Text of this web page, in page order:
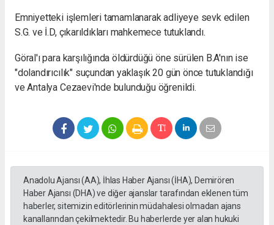
Emniyetteki işlemleri tamamlanarak adliyeye sevk edilen
S.G. ve İ.D, çıkarıldıkları mahkemece tutuklandı.
Göral'ı para karşılığında öldürdüğü öne sürülen B.A'nın ise
"dolandırıcılık" suçundan yaklaşık 20 gün önce tutuklandığı
veAntalya Cezaevi'nde bulunduğu öğrenildi.
Anadolu Ajansı (AA), İhlas Haber Ajansı (İHA), Demirören
Haber Ajansı (DHA) ve diğer ajanslar tarafından eklenen tüm
haberler, sitemizin editörlerinin müdahalesi olmadan ajans
kanallarından çekilmektedir. Bu haberlerde yer alan hukuki